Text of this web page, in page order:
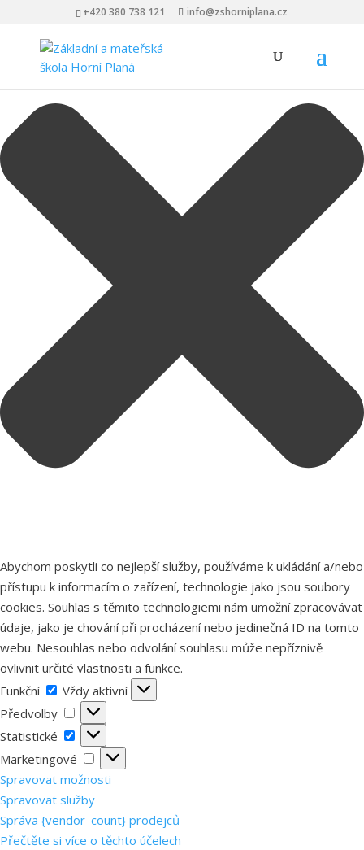
Spravovat Souhlas s cookies
Abychom poskytli co nejlepší služby, používáme k ukládání a/nebo
přístupu k informacím o zařízení, technologie jako jsou soubory
cookies. Souhlas s těmito technologiemi nám umožní zpracovávat
údaje, jako je chování při procházení nebo jedinečná ID na tomto
webu. Nesouhlas nebo odvolání souhlasu může nepříznivě
ovlivnit určité vlastnosti a funkce.
Funkční
Funkční
Vždy aktivní
Předvolby
Předvolby
Statistické
Statistické
Marketingové
Marketingové
Spravovat možnosti
Spravovat služby
Správa {vendor_count} prodejců
Přečtěte si více o těchto účelech
+420 380 738 121 info@zshorniplana.cz